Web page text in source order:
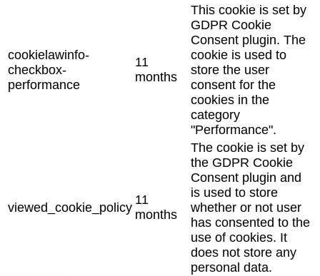
cookielawinfo-
checkbox-
performance
11
months
This cookie is set by
GDPR Cookie
Consent plugin. The
cookie is used to
store the user
consent for the
cookies in the
category
"Performance".
viewed_cookie_policy
11
months
The cookie is set by
the GDPR Cookie
Consent plugin and
is used to store
whether or not user
has consented to the
use of cookies. It
does not store any
personal data.